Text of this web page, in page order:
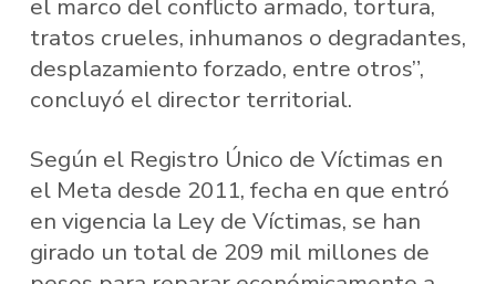
el marco del conflicto armado, tortura,
tratos crueles, inhumanos o degradantes,
desplazamiento forzado, entre otros”,
concluyó el director territorial.
Según el Registro Único de Víctimas en
el Meta desde 2011, fecha en que entró
en vigencia la Ley de Víctimas, se han
girado un total de 209 mil millones de